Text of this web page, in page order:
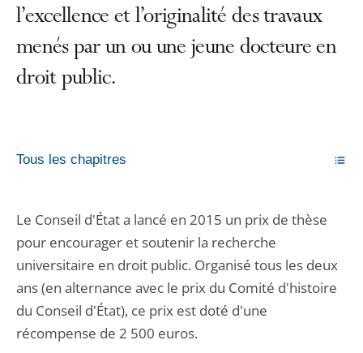
l’excellence et l’originalité des travaux
menés par un ou une jeune docteure en
droit public.
Tous les chapitres
Le Conseil d'État a lancé en 2015 un prix de thèse
pour encourager et soutenir la recherche
universitaire en droit public. Organisé tous les deux
ans (en alternance avec le prix du Comité d'histoire
du Conseil d'État), ce prix est doté d'une
récompense de 2 500 euros.